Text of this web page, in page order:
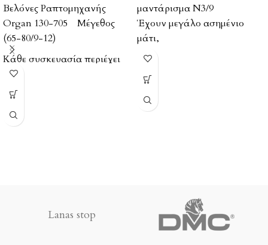
Βελόνες Ραπτομηχανής
Organ 130-705 Μέγεθος
(65-80/9-12)
Κάθε συσκευασία περιέχει
10 βελόνες.
μαντάρισμα Ν3/9
Έχουν μεγάλο ασημένιο
μάτι,
Η καρτέλα περιέχει 16
Ιδανικές και για λεπτά
υφάσματα και κεντήματα.
λεπτό άκρο και σχετικά
μεγάλο μάτι, γεγονός που
καθιστά γενικά ευκολότερο
Lanas stop